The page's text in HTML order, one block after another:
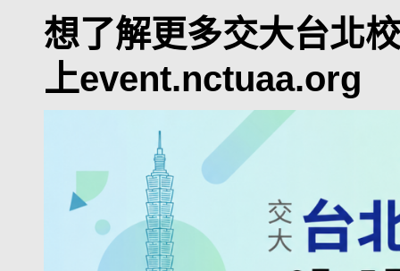
想了解更多交大台北
上event.nctuaa.org